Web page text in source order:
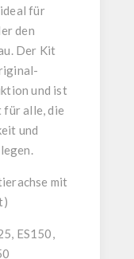
für
den
Der Kit
und ist
für alle, die
und
mit
ES150,